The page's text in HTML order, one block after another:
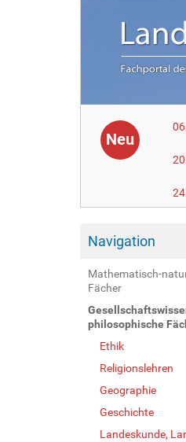
Neu
Navigation
Mathematisch-
Fächer
philosophische
Ethik
Religionslehren
Geographie
Geschichte
Landeskunde,